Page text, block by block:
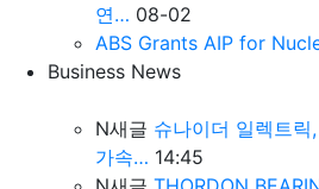
연… 08-02
ABS Grants AIP for
Business News
N새글 슈나이더 일렉트
가속… 14:45